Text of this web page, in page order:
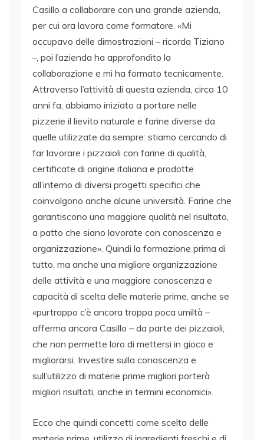
Casillo a collaborare con una grande azienda,
per cui ora lavora come formatore. «Mi
occupavo delle dimostrazioni – ricorda Tiziano
–, poi l’azienda ha approfondito la
collaborazione e mi ha formato tecnicamente.
Attraverso l’attività di questa azienda, circa 10
anni fa, abbiamo iniziato a portare nelle
pizzerie il lievito naturale e farine diverse da
quelle utilizzate da sempre: stiamo cercando di
far lavorare i pizzaioli con farine di qualità,
certificate di origine italiana e prodotte
all’interno di diversi progetti specifici che
coinvolgono anche alcune università. Farine che
garantiscono una maggiore qualità nel risultato,
a patto che siano lavorate con conoscenza e
organizzazione». Quindi la formazione prima di
tutto, ma anche una migliore organizzazione
delle attività e una maggiore conoscenza e
capacità di scelta delle materie prime, anche se
«purtroppo c’è ancora troppa poca umiltà –
afferma ancora Casillo – da parte dei pizzaioli,
che non permette loro di mettersi in gioco e
migliorarsi. Investire sulla conoscenza e
sull’utilizzo di materie prime migliori porterà
migliori risultati, anche in termini economici».
Ecco che quindi concetti come scelta delle